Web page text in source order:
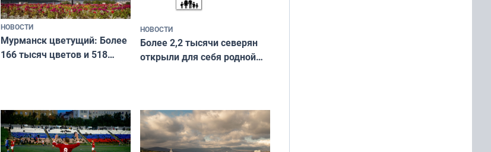
НОВОСТИ
Мурманск цветущий: Более
166 тысяч цветов и 518
НОВОСТИ
Более 2,2 тысячи северян
открыли для себя родной